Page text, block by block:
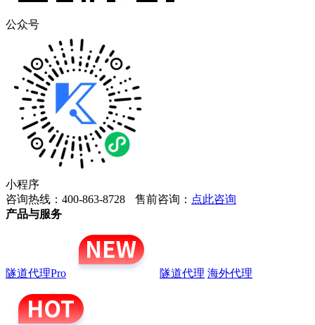
公众号
小程序
咨询热线：400-863-8728
售前咨询： 点此咨询
产品与服务
隧道代理Pro 隧道代理 海外代理